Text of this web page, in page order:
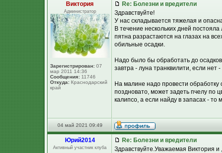
Виктория
Администратор
Зарегистрирован: 07
мар 2011 14:36
Сообщения: 11746
Откуда: Краснодарский
край
Re: Болезни и вредители
Здравствуйте!
У нас складывается тяжелая и
В течение нескольких дней
пятна разрастаются на глазах на
обильные осадки.
Надо было бы обработать до
завтра - луна транквилити, если нет
На малине надо провести
поздновато, может задеть пчелу по
калипсо, а если найду в запасах - то
04 май 2021 09:49
Юpий2014
Активный участник клуба
Re: Болезни и вредители
Здравствуйте.Уважаемая Виктория